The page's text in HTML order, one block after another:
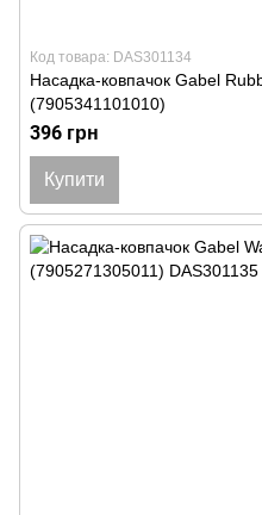
Код товара: DAS301134
Насадка-ковпачок Gabel
(7905341101010)
396 грн
Купити